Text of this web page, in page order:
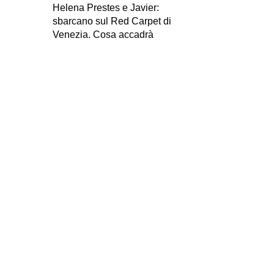
Helena Prestes e Javier:
sbarcano sul Red Carpet di
Venezia. Cosa accadrà